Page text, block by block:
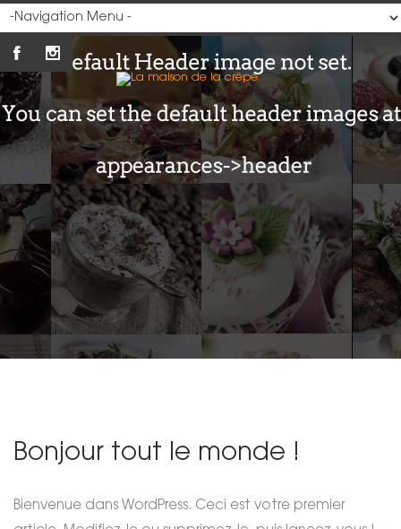
Bonjour tout le monde !
Bienvenue dans WordPress. Ceci est votre premier